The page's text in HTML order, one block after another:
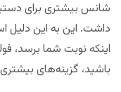
شانس بیشتری برای
داشت. این به این دلیل
اینکه نوبت شما برسد،
باشید، گزینه‌های